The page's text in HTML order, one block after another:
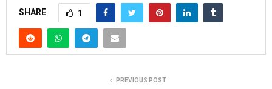
SHARE 1
PREVIOUS POST